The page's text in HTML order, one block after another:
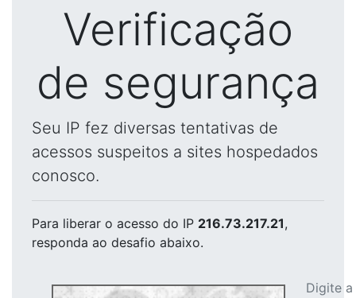
Verificação
de segurança
Seu IP fez diversas tentativas de
acessos suspeitos a sites hospedados
conosco.
Para liberar o acesso do IP 216.73.217.21,
responda ao desafio abaixo.
Digite